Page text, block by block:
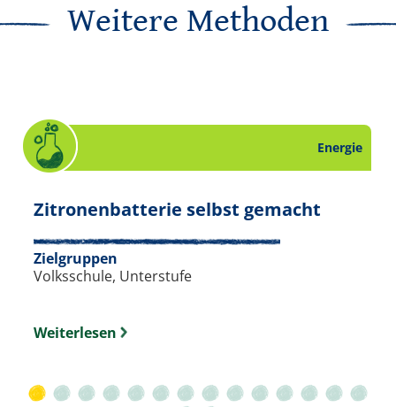
Weitere Methoden
zum Thema Energie. Slide 15 von 16.
Energie
Zitronenbatterie selbst gemacht
Zielgruppen
Volksschule, Unterstufe
Weiterlesen